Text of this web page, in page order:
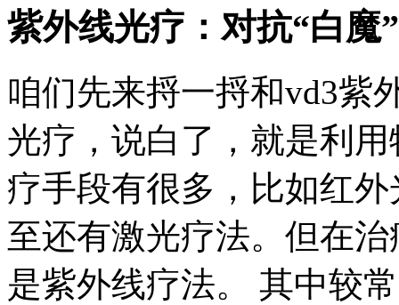
紫外线光疗：对抗“白魔
咱们先来捋一捋和vd3紫
光疗，说白了，就是利
疗手段有很多，比如红
至还有激光疗法。但在
是紫外线疗法。 其中较